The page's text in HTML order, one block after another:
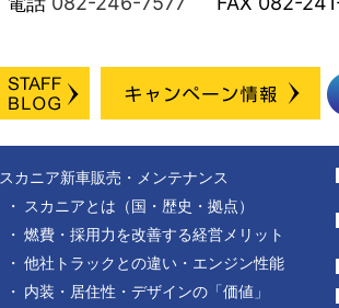
スカニア新車販売・メンテナンス
スカニアとは（国・歴史・拠点）
燃費・採用力を改善する経営メリット
他社トラックとの違い・エンジン性能
内装・居住性・デザインの「価値」